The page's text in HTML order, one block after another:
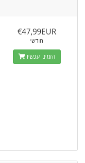
€47,99EUR
חודשי
הזמינו עכשיו